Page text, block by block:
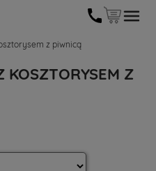
z piwnicą
KOSZTORYSEM Z